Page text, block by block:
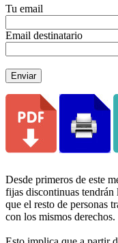
Tu email
Email destinatario
Enviar
Desde primeros de este
fijas discontinuas tendrán
que el resto de personas
con los mismos derechos.